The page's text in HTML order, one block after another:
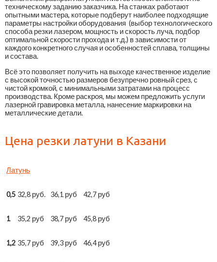
техническому заданию заказчика. На станках работают
опытными мастера, которые подберут наиболее подходящие
параметры настройки оборудования (выбор технологического
способа резки лазером, мощность и скорость луча, подбор
оптимальной скорости прохода и т.д.) в зависимости от
каждого конкретного случая и особенностей сплава, толщины
и состава.
Всё это позволяет получить на выходе качественное изделие
с высокой точностью размеров безупречно ровный срез, с
чистой кромкой, с минимальными затратами на процесс
производства. Кроме раскроя, мы можем предложить услуги
лазерной гравировка металла, нанесение маркировки на
металлические детали.
Цена резки латуни в Казани
Латунь
0,5 32,8 руб. 36,1 руб 42,7 руб
1 35,2 руб 38,7 руб 45,8 руб
1,2 35,7 руб 39,3 руб 46,4 руб